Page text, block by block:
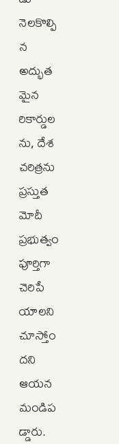
నెలకొల్పి
న
అద్భుత
మైన
రికార్డుల
ను, దేశ
చరిత్రను
ప్రస్తుత
మోదీ
ప్రభుత్వం
పూర్తిగా
చెరిపే
యాలని
చూస్తోం
దని
ఆయన
మండిప
డ్డారు.